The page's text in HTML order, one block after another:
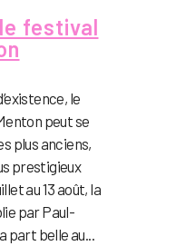
festival
le
peut se
plus anciens,
prestigieux
au 13 août, la
par Paul-
belle au...